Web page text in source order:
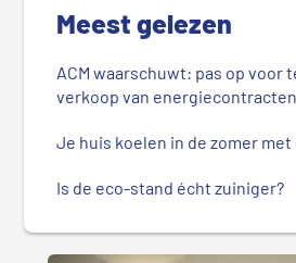
Meest gelezen
ACM waarschuwt: pas op voor
verkoop van energiecontracten
Je huis koelen in de zomer
Is de eco-stand écht zuiniger?